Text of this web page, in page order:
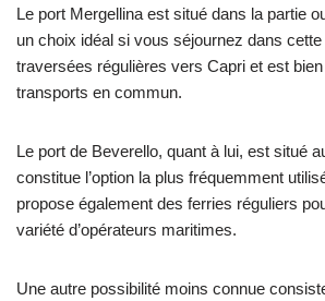
Le port Mergellina est situé dans la partie
un choix idéal si vous séjournez dans
traversées régulières vers Capri et est
transports en commun.
Le port de Beverello, quant à lui, est situé
constitue l’option la plus fréquemment
propose également des ferries réguliers
variété d’opérateurs maritimes.
Une autre possibilité moins connue